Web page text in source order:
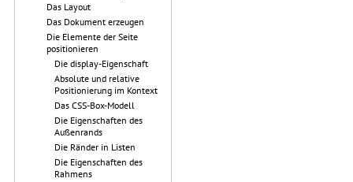
Das Layout
Das Dokument erzeugen
Die Elemente der Seite
positionieren
Die display-Eigenschaft
Absolute und relative
Positionierung im Kontext
Das CSS-Box-Modell
Die Eigenschaften des
Außenrands
Die Ränder in Listen
Die Eigenschaften des
Rahmens